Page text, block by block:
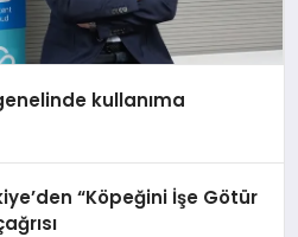
kullanıma
“Köpeğini İşe Götür